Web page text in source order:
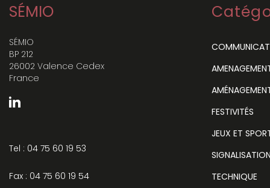
SÉMIO
SÉMIO
BP 212
26002 Valence Cedex
France
Tel : 04 75 60 19 53
Fax : 04 75 60 19 54
FESTIVITÉS
JEUX ET
SIGNALISATION
TECHNIQUE